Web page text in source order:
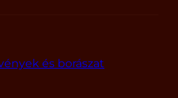
és borászat